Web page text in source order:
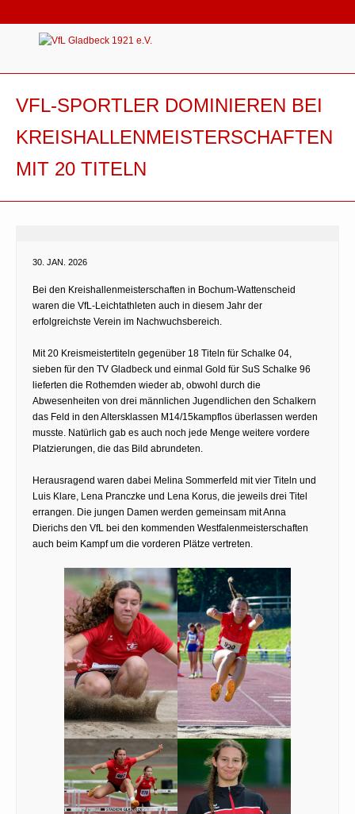
VFL-SPORTLER DOMINIEREN BEI
KREISHALLENMEISTERSCHAFTEN
MIT 20 TITELN
30. JAN. 2026
Bei den Kreishallenmeisterschaften in Bochum-Wattenscheid
waren die VfL-Leichtathleten auch in diesem Jahr der
erfolgreichste Verein im Nachwuchsbereich.
Mit 20 Kreismeistertiteln gegenüber 18 Titeln für Schalke 04,
sieben für den TV Gladbeck und einmal Gold für SuS Schalke 96
lieferten die Rothemden wieder ab, obwohl durch die
Abwesenheiten von drei männlichen Jugendlichen den Schalkern
das Feld in den Altersklassen M14/15kampflos überlassen werden
musste. Natürlich gab es auch noch jede Menge weitere vordere
Platzierungen, die das Bild abrundeten.
Herausragend waren dabei Melina Sommerfeld mit vier Titeln und
Luis Klare, Lena Pranczke und Lena Korus, die jeweils drei Titel
errangen. Die jungen Damen werden gemeinsam mit Anna
Dierichs den VfL bei den kommenden Westfalenmeisterschaften
auch beim Kampf um die vorderen Plätze vertreten.